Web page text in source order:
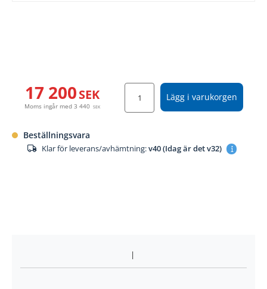
Lägg i varukorgen
17 200SEK
Moms ingår med3 440 SEK
Beställningsvara
Klar för leverans/avhämtning:v40 (Idag är det v32)